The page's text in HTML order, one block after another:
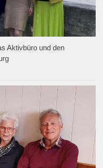
Aktivbüro und den